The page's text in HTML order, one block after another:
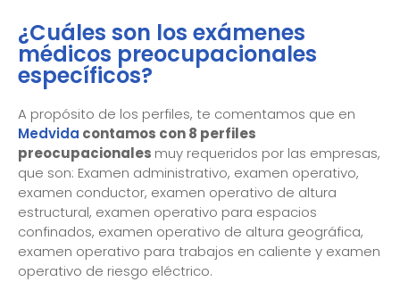
¿Cuáles son los exámenes
médicos preocupacionales
específicos?
A propósito de los perfiles, te comentamos que en
Medvida contamos con 8 perfiles
preocupacionales muy requeridos por las empresas,
que son: Examen administrativo, examen operativo,
examen conductor, examen operativo de altura
estructural, examen operativo para espacios
confinados, examen operativo de altura geográfica,
examen operativo para trabajos en caliente y examen
operativo de riesgo eléctrico.